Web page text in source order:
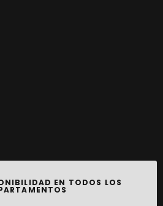
EN TODOS LOS